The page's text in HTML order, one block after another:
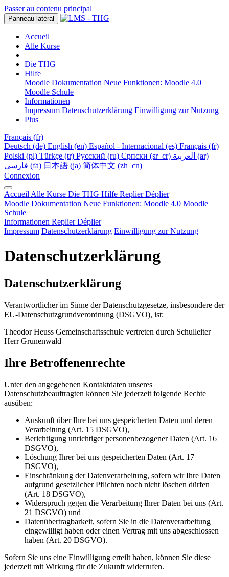
Passer au contenu principal
Panneau latéral
Accueil
Alle Kurse
Die THG
Hilfe
Moodle Dokumentation Neue Funktionen: Moodle 4.0
Moodle Schule
Informationen
Impressum Datenschutzerklärung Einwilligung zur Nutzung
Plus
Français ‎(fr)‎
Deutsch ‎(de)‎ English ‎(en)‎ Español - Internacional ‎(es)‎ Français ‎(fr)‎
Polski ‎(pl)‎ Türkçe ‎(tr)‎ Русский ‎(ru)‎ Српски ‎(sr_cr)‎
العربية ‎(ar)‎
فارسی ‎(fa)‎ 日本語 ‎(ja)‎ 简体中文 ‎(zh_cn)‎
Connexion
Accueil Alle Kurse Die THG Hilfe ReplierDéplier
Moodle Dokumentation Neue Funktionen: Moodle 4.0 Moodle
Schule
Informationen ReplierDéplier
Impressum Datenschutzerklärung Einwilligung zur Nutzung
Datenschutzerklärung
Datenschutzerklärung
Verantwortlicher im Sinne der Datenschutzgesetze, insbesondere der
EU-Datenschutzgrundverordnung (DSGVO), ist:
Theodor Heuss Gemeinschaftsschule vertreten durch Schulleiter
Herr Grunenwald
Ihre Betroffenenrechte
Unter den angegebenen Kontaktdaten unseres
Datenschutzbeauftragten können Sie jederzeit folgende Rechte
ausüben:
Auskunft über Ihre bei uns gespeicherten Daten und deren
Verarbeitung (Art. 15 DSGVO),
Berichtigung unrichtiger personenbezogener Daten (Art. 16
DSGVO),
Löschung Ihrer bei uns gespeicherten Daten (Art. 17
DSGVO),
Einschränkung der Datenverarbeitung, sofern wir Ihre Daten
aufgrund gesetzlicher Pflichten noch nicht löschen dürfen
(Art. 18 DSGVO),
Widerspruch gegen die Verarbeitung Ihrer Daten bei uns (Art.
21 DSGVO) und
Datenübertragbarkeit, sofern Sie in die Datenverarbeitung
eingewilligt haben oder einen Vertrag mit uns abgeschlossen
haben (Art. 20 DSGVO).
Sofern Sie uns eine Einwilligung erteilt haben, können Sie diese
jederzeit mit Wirkung für die Zukunft widerrufen.